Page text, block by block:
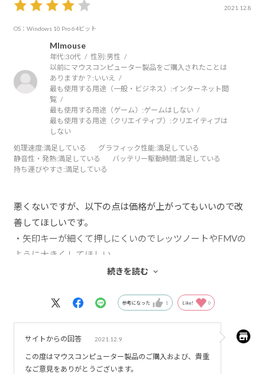
2021.12.8
OS：Windows 10 Pro 64ビット
MImouse
年代:30代 性別:男性
以前にマウスコンピューター製品をご購入されたことは
ありますか？: いいえ
最も使用する用途（一般・ビジネス）:インターネット閲
覧
最も使用する用途（ゲーム）:ゲームはしない
最も使用する用途（クリエイティブ）:クリエイティブは
しない
処理速度:満足している グラフィック性能:満足している
静音性・発熱:満足している バッテリー駆動時間 :満足している
持ち運びやすさ :満足している
悪くないですが、以下の点は価格が上がってもいいので改
善してほしいです。
・矢印キーが細くて押しにくいのでレッツノートやFMVの
ように大きくしてほしい。
・開きにくいので、側面を平面状でなく三角状にする、開
はマウスでなくレッツノートかFMVを選ぶ可能性がありま
続きを読む
参考になった 1 Like! 0
サイトからの回答 2021.12.9
この度はマウスコンピューター製品のご購入および、貴重
なご意見をありがとうございます。